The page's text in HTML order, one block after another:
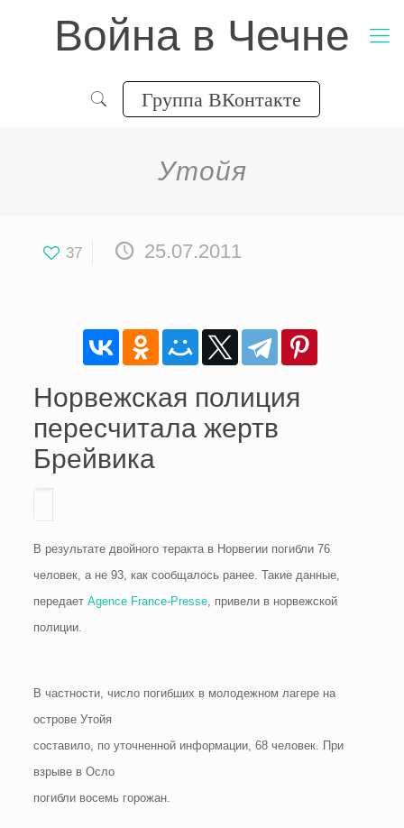
Война в Чечне
Группа ВКонтакте
Утойя
37 25.07.2011
Норвежская полиция
пересчитала жертв
Брейвика
В результате двойного теракта в Норвегии погибли 76
человек, а не 93, как сообщалось ранее. Такие данные,
передает Agence France-Presse, привели в норвежской
полиции.
В частности, число погибших в молодежном лагере на
острове Утойя
составило, по уточненной информации, 68 человек. При
взрыве в Осло
погибли восемь горожан.